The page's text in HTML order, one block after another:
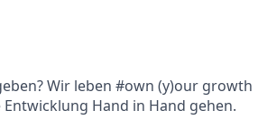
Wir leben #own (y)our growth
Hand in Hand gehen.